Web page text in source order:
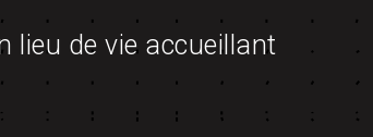
lieu de vie accueillant